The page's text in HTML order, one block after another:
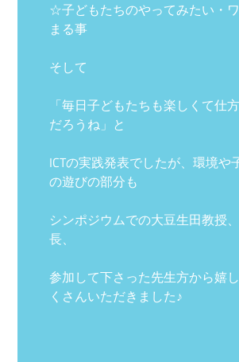
☆子どもたちのやってみたい・
まる事
そして
「毎日子どもたちも楽しくて仕
だろうね」と
ICTの実践発表でしたが、環境や
の遊びの部分も
シンポジウムでの大豆生田教授
長、
参加して下さった先生方から嬉
くさんいただきました♪